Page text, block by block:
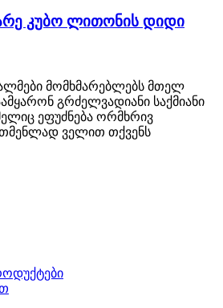
კუბო ლითონის დიდი
მომხმარებლებს მთელ
გრძელვადიანი საქმიანი
ეფუძნება ორმხრივ
ველით თქვენს